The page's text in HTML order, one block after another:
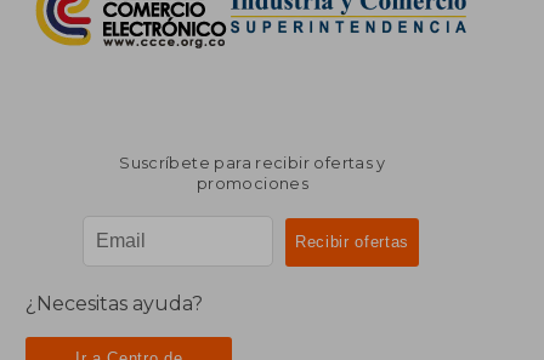
Suscríbete para recibir ofertas y
promociones
¿Necesitas ayuda?